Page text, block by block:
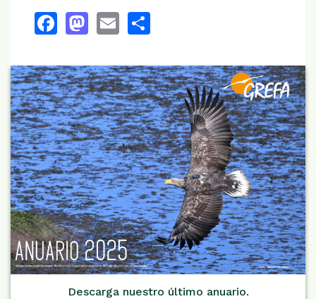
Facebook
Mastodon
Email
Descarga nuestro último anuario.